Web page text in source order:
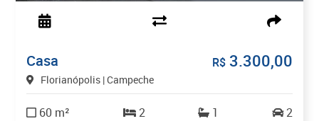
Casa
Florianópolis | Campeche
R$3.300,00
60 m² 2 1 2